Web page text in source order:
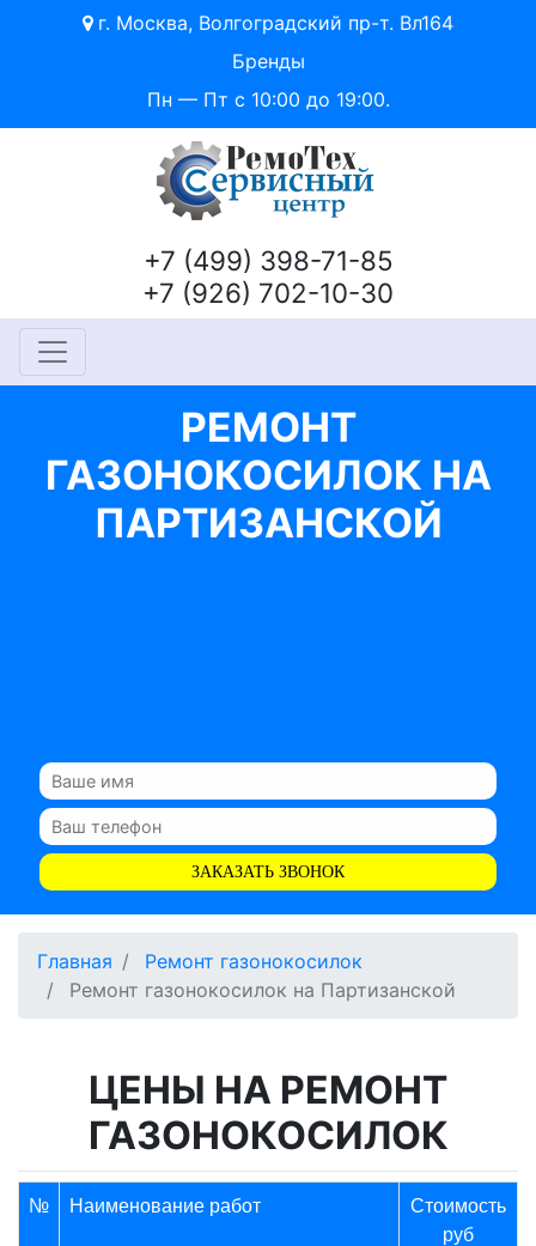
г. Москва, Волгоградский пр-т. Вл164
Бренды
Пн — Пт с 10:00 до 19:00.
+7 (499) 398-71-85
+7 (926) 702-10-30
РЕМОНТ
ГАЗОНОКОСИЛОК НА
ПАРТИЗАНСКОЙ
ЗАКАЗАТЬ ЗВОНОК
Главная
Ремонт газонокосилок
Ремонт газонокосилок на Партизанской
ЦЕНЫ НА РЕМОНТ
ГАЗОНОКОСИЛОК
№ Наименование работ
Стоимость
руб